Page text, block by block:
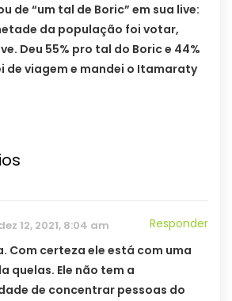
de “um tal de Boric” em sua live:
da população foi votar,
Deu 55% pro tal do Boric e 44%
de viagem e mandei o Itamaraty
12, 2021, 8:04 am
Responder
Com certeza ele está com uma
quelas. Ele não tem a
de concentrar pessoas do